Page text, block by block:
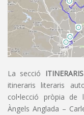
La secció
itineraris literaris
col•lecció pròpia
Àngels Anglada –